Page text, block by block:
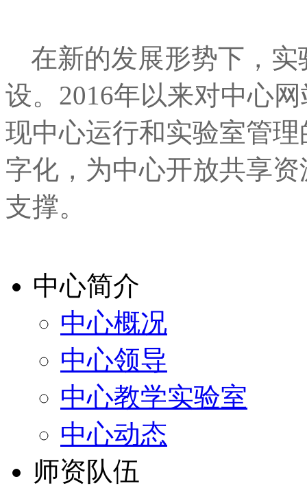
在新的发展形势下，
设。2016年以来对中心
现中心运行和实验室管
字化，为中心开放共享
支撑。
中心简介
中心概况
中心领导
中心教学实验室
中心动态
师资队伍